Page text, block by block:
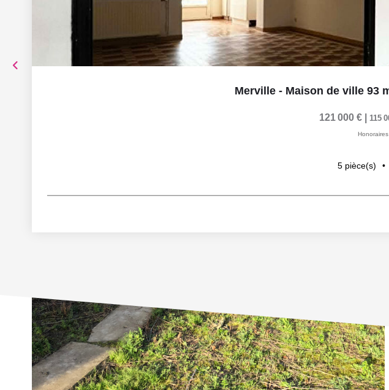
Merville - Maison de ville 93
121 000 € 115
5 pièce(s)